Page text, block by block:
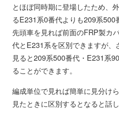
とほぼ同時期に登場したため、
るE231系0番代よりも209系500
先頭車を見れば前面のFRP製カ
代とE231系を区別できますが、
見ると209系500番代・E231系
ることができます。
編成単位で見れば簡単に見分け
見たときに区別するとなると話し